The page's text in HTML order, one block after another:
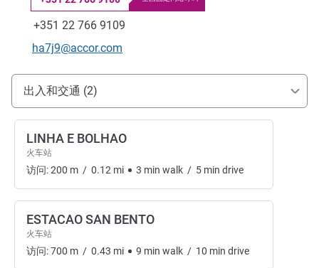
传真
+351 22 766 9109
联系电子邮件
ha7j9@accor.com
抵达和交通
出入和交通 (2)
LINHA E BOLHAO
火车站
访问:200 m / 0.12 mi 3 min walk / 5 min drive
ESTACAO SAN BENTO
火车站
访问:700 m / 0.43 mi 9 min walk / 10 min drive